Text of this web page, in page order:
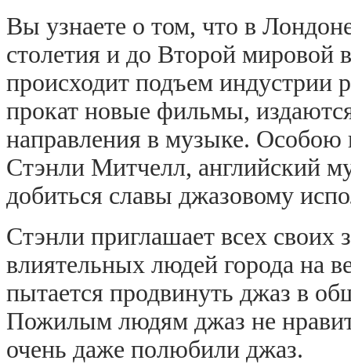
Вы узнаете о том, что в
столетия и до Второй мировой
происходит подъем индустрии
прокат новые фильмы,
направления в музыке. Особою
Стэнли Митчелл, английский
добиться славы джазовому
Стэнли приглашает всех
влиятельных людей города на
пытается продвинуть джаз в
Пожилым людям джаз не
очень даже полюбили джаз.